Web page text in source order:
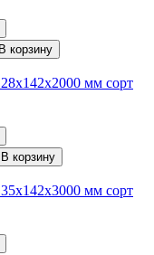
В корзину
мм сорт
В корзину
мм сорт